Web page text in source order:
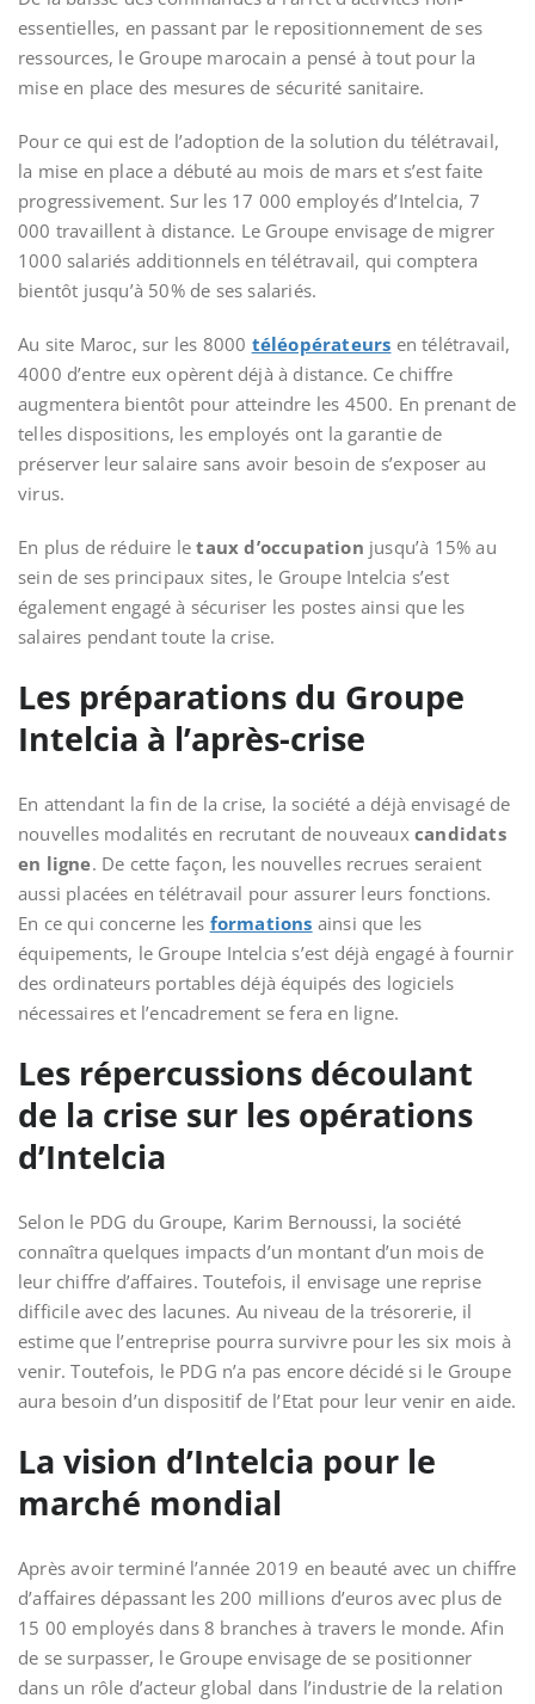
essentielles, en passant par le repositionnement de ses
ressources, le Groupe marocain a pensé à tout pour la
mise en place des mesures de sécurité sanitaire.
Pour ce qui est de l’adoption de la solution du télétravail,
la mise en place a débuté au mois de mars et s’est faite
progressivement. Sur les 17 000 employés d’Intelcia, 7
000 travaillent à distance. Le Groupe envisage de migrer
1000 salariés additionnels en télétravail, qui comptera
bientôt jusqu’à 50% de ses salariés.
Au site Maroc, sur les 8000 téléopérateurs en télétravail,
4000 d’entre eux opèrent déjà à distance. Ce chiffre
augmentera bientôt pour atteindre les 4500. En prenant de
telles dispositions, les employés ont la garantie de
préserver leur salaire sans avoir besoin de s’exposer au
virus.
En plus de réduire letaux d’occupation jusqu’à 15% au
sein de ses principaux sites, le Groupe Intelcia s’est
également engagé à sécuriser les postes ainsi que les
salaires pendant toute la crise.
Les préparations du Groupe
Intelcia à l’après-crise
En attendant la fin de la crise, la société a déjà envisagé de
nouvelles modalités en recrutant de nouveauxcandidats
en ligne. De cette façon, les nouvelles recrues seraient
aussi placées en télétravail pour assurer leurs fonctions.
En ce qui concerne les formations ainsi que les
équipements, le Groupe Intelcia s’est déjà engagé à fournir
des ordinateurs portables déjà équipés des logiciels
nécessaires et l’encadrement se fera en ligne.
Les répercussions découlant
de la crise sur les opérations
d’Intelcia
Selon le PDG du Groupe, Karim Bernoussi, la société
connaîtra quelques impacts d’un montant d’un mois de
leur chiffre d’affaires. Toutefois, il envisage une reprise
difficile avec des lacunes. Au niveau de la trésorerie, il
estime que l’entreprise pourra survivre pour les six mois à
venir. Toutefois, le PDG n’a pas encore décidé si le Groupe
aura besoin d’un dispositif de l’Etat pour leur venir en aide.
La vision d’Intelcia pour le
marché mondial
Après avoir terminé l’année 2019 en beauté avec un chiffre
d’affaires dépassant les 200 millions d’euros avec plus de
15 00 employés dans 8 branches à travers le monde. Afin
de se surpasser, le Groupe envisage de se positionner
dans un rôle d’acteur global dans l’industrie de la relation